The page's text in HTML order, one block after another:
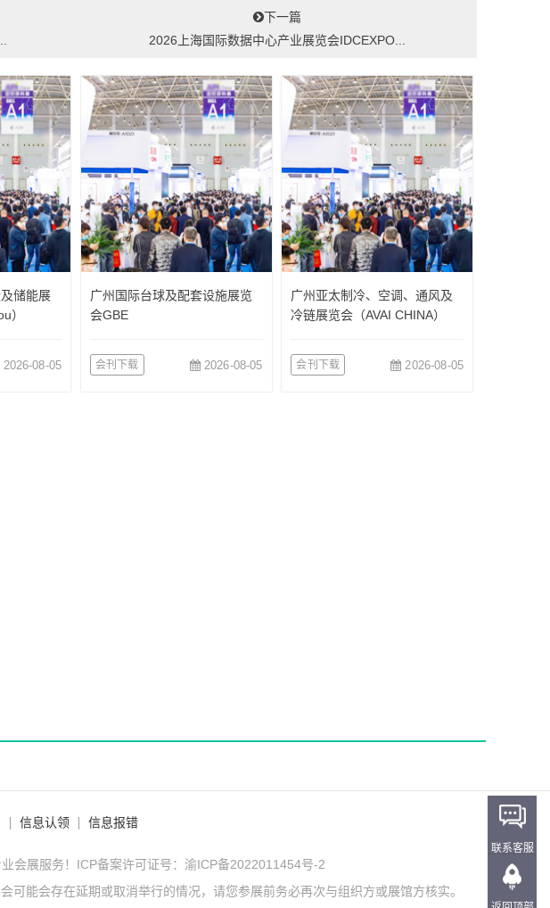
下一篇
2026上海国际数据中心产业展览会IDCEXPO...
储能展
）
2026-08-05
广州国际台球及配套设施展览
会GBE
会刊下载 2026-08-05
广州亚太制冷、空调、通风及
冷链展览会（AVAI CHINA）
会刊下载 2026-08-05
信息认领 信息报错
会展服务！ICP备案许可证号： 渝ICP备2022011454号-2
能会存在延期或取消举行的情况，请您参展前务必再次与组织方或展馆方核实。
联系客服